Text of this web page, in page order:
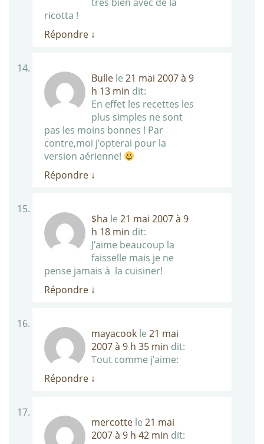
très bien avec de la
ricotta !
Répondre ↓
Bulle le 21 mai 2007 à 9
h 13 min dit:
En effet les recettes les
plus simples ne sont
pas les moins bonnes ! Par
contre,moi j’opterai pour la
version aérienne!
Répondre ↓
$ha le 21 mai 2007 à 9
h 18 min dit:
J’aime beaucoup la
faisselle mais je ne
pense jamais à la cuisiner!
Répondre ↓
mayacook le 21 mai
2007 à 9 h 35 min dit:
Tout comme j’aime:
Répondre ↓
mercotte le 21 mai
2007 à 9 h 42 min dit: